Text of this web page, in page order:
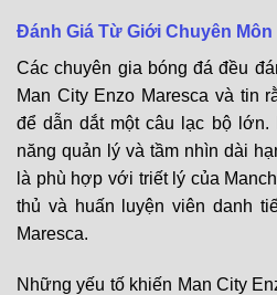
Đánh Giá Từ Giới Chuyên Môn
Các chuyên gia bóng đá đều
Man City Enzo Maresca và tin
để dẫn dắt một câu lạc bộ lớn.
năng quản lý và tầm nhìn dài
là phù hợp với triết lý của
thủ và huấn luyện viên danh
Maresca.
Những yếu tố khiến Man City